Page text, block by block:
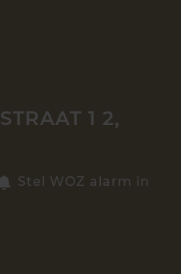
1 2,
Stel WOZ alarm in